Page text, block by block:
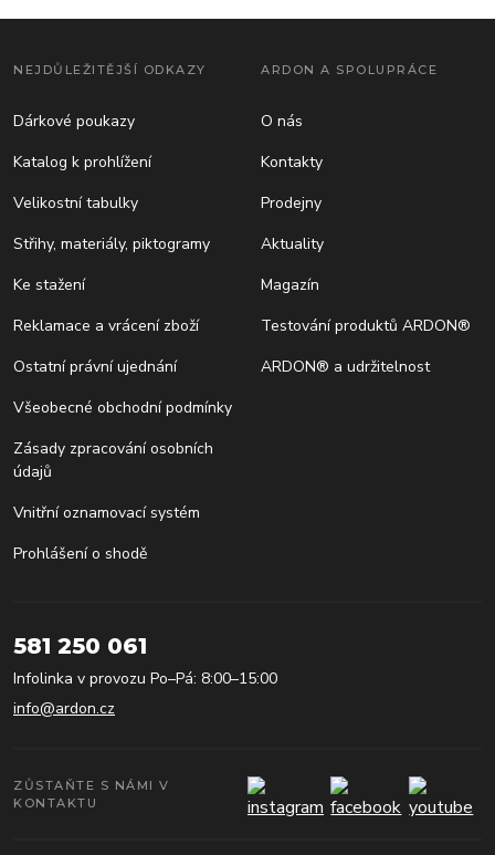
NEJDŮLEŽITĚJŠÍ ODKAZY
Dárkové poukazy
Katalog k prohlížení
Velikostní tabulky
Střihy, materiály, piktogramy
Ke stažení
Reklamace a vrácení zboží
Ostatní právní ujednání
Všeobecné obchodní podmínky
Zásady zpracování osobních
údajů
Vnitřní oznamovací systém
Prohlášení o shodě
ARDON A SPOLUPRÁCE
O nás
Kontakty
Prodejny
Aktuality
Magazín
Testování produktů ARDON®
ARDON® a udržitelnost
581 250 061
Infolinka v provozu Po–Pá: 8:00–15:00
info@ardon.cz
ZŮSTAŇTE S NÁMI V
KONTAKTU